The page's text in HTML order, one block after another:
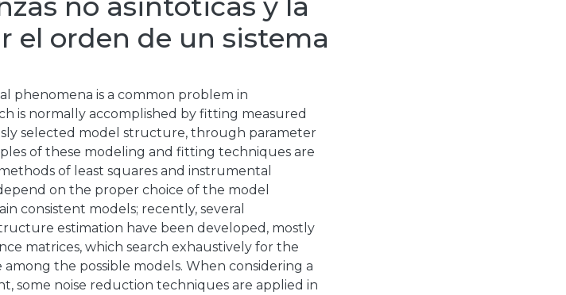
el orden de un sistema
phenomena is a common problem in
is normally accomplished by fitting measured
selected model structure, through parameter
of these modeling and fitting techniques are
of least squares and instrumental
on the proper choice of the model
consistent models; recently, several
estimation have been developed, mostly
matrices, which search exhaustively for the
the possible models. When considering a
some noise reduction techniques are applied in